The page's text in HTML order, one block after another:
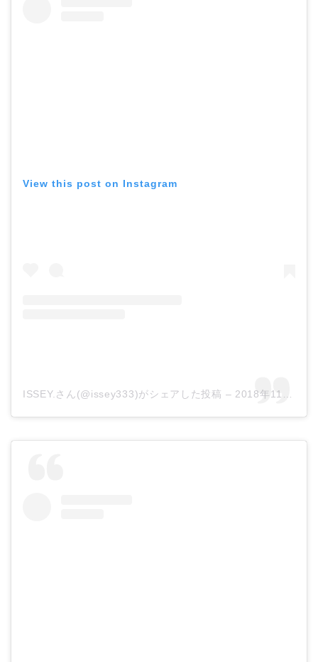
View this post on Instagram
ISSEY.さん(@issey333)がシェアした投稿 – 2018年11月月24日午後11時35分PST